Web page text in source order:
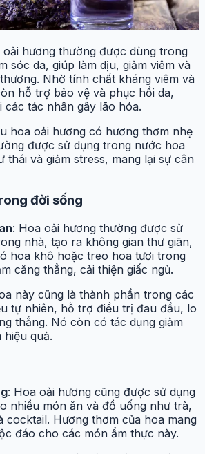
oải hương thường được dùng trong
sóc da, giúp làm dịu, giảm viêm và
Nhờ tính chất kháng viêm và
hỗ trợ bảo vệ và phục hồi da,
các tác nhân gây lão hóa.
hoa oải hương có hương thơm nhẹ
được sử dụng trong nước hoa
thái và giảm stress, mang lại sự cân
đời sống
: Hoa oải hương thường được sử
nhà, tạo ra không gian thư giãn,
hoa khô hoặc treo hoa tươi trong
căng thẳng, cải thiện giấc ngủ.
này cũng là thành phần trong các
tự nhiên, hỗ trợ điều trị đau đầu, lo
thẳng. Nó còn có tác dụng giảm
hiệu quả.
: Hoa oải hương cũng được sử dụng
nhiều món ăn và đồ uống như trà,
cocktail. Hương thơm của hoa mang
đáo cho các món ẩm thực này.